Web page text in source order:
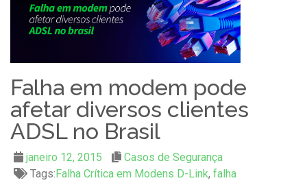
Falha em modem pode
afetar diversos clientes
ADSL no Brasil
janeiro 12, 2015
Casos de Segurança
Tags: Falha Crítica em Modens D-Link, falha